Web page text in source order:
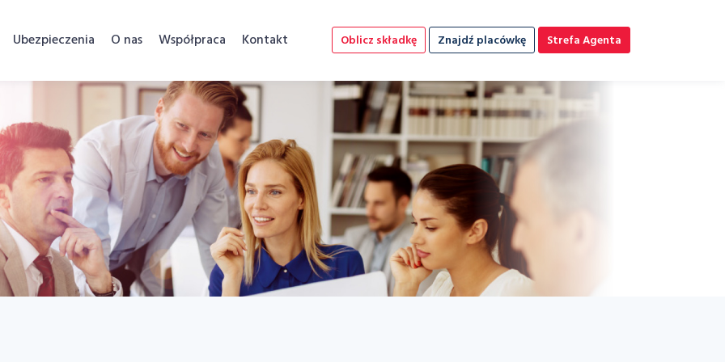
Ubezpieczenia O nas Współpraca Kontakt Oblicz składkę Znajdź placówkę Strefa Agenta